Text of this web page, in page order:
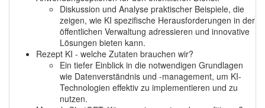
Diskussion und Analyse praktischer Beispiele, die
zeigen, wie KI spezifische Herausforderungen in der
öffentlichen Verwaltung adressieren und innovative
Lösungen bieten kann.
Rezept KI - welche Zutaten brauchen wir?
Ein tiefer Einblick in die notwendigen Grundlagen
wie Datenverständnis und -management, um KI-
Technologien effektiv zu implementieren und zu
nutzen.